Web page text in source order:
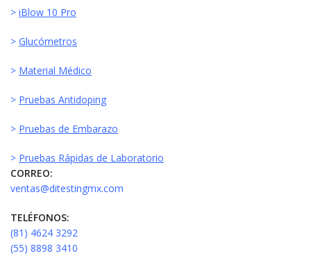
> iBlow 10 Pro
> Glucómetros
> Material Médico
> Pruebas Antidoping
> Pruebas de Embarazo
> Pruebas Rápidas de Laboratorio
CORREO:
ventas@ditestingmx.com
TELÉFONOS:
(81) 4624 3292
(55) 8898 3410